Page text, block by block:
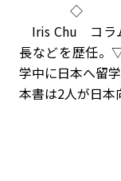
◇
Iris Chu コラ
長などを歴任
学中に日本へ留
本書は2人が日本